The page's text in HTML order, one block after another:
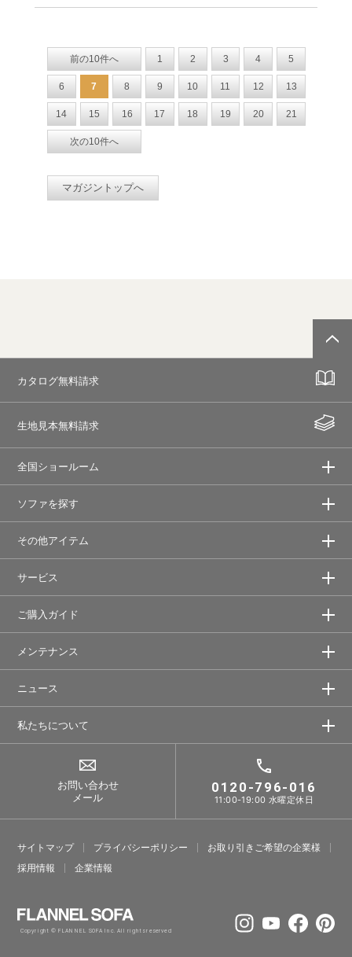
前の10件へ 1 2 3 4 5
6 7 8 9 10 11 12 13
14 15 16 17 18 19 20 21
次の10件へ
マガジントップへ
カタログ無料請求
生地見本無料請求
全国ショールーム
ソファを探す
その他アイテム
サービス
ご購入ガイド
メンテナンス
ニュース
私たちについて
お問い合わせ
メール
0120-796-016
11:00-19:00 水曜定休日
サイトマップ プライバシーポリシー
お取り引きご希望の企業様
採⽤情報
企業情報
Copyright © FLANNEL SOFA Inc. All rights reserved